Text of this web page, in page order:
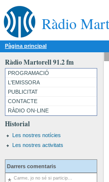
Ràdio
Pàgina principal
Ràdio Martorell 91.2 fm
PROGRAMACIÓ
L'EMISSORA
PUBLICITAT
CONTACTE
RÀDIO ON-LINE
Historial
Les nostres notícies
Les nostres activitats
Darrers comentaris
Carme, jo no sé si particip...